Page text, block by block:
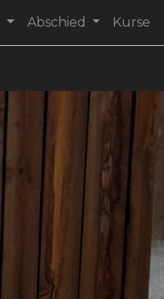
Abschied Kurse